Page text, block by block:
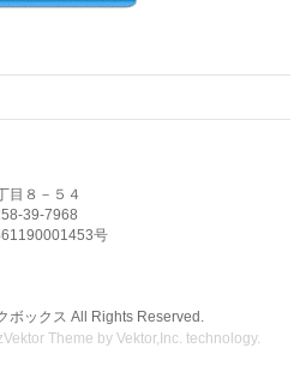
目８－５４
39-7968
号
ボックス All Rights Reserved.
Theme byVektor,Inc. technology.